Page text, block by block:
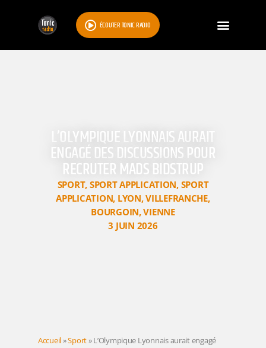
ÉCOUTER TONIC RADIO
L’OLYMPIQUE LYONNAIS AURAIT
ENGAGÉ DES DISCUSSIONS POUR
RECRUTER MADS BIDSTRUP
SPORT, SPORT APPLICATION, SPORT
APPLICATION, LYON,VILLEFRANCHE,
BOURGOIN,VIENNE
3 JUIN 2026
Accueil»Sport»L’Olympique Lyonnais aurait engagé